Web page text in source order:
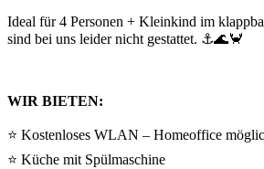
Ideal für 4 Personen + Kleinkind im
sind bei uns leider nicht gestattet. ⚓🌊🦀
WIR BIETEN:
⭐ Kostenloses WLAN – Homeoffice
⭐ Küche mit Spülmaschine